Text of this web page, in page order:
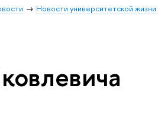
Новости университетской